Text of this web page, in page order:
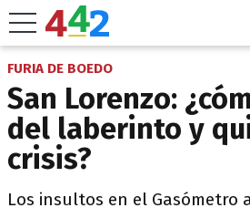
FURIA DE BOEDO
San Lorenzo:
del laberinto y
crisis?
Los insultos en el Gasómetro